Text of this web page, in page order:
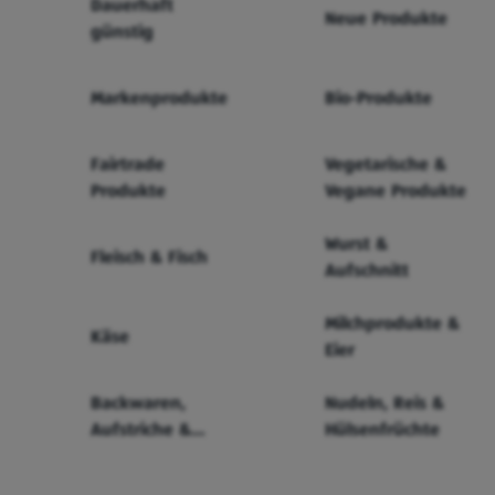
günstig
Neue Produkte
Markenprodukte Bio-Produkte
Fairtrade
Produkte
Vegetarische &
Vegane Produkte
Fleisch & Fisch
Wurst &
Aufschnitt
Käse
Milchprodukte &
Eier
Backwaren,
Aufstriche &
Nudeln, Reis &
Hülsenfrüchte